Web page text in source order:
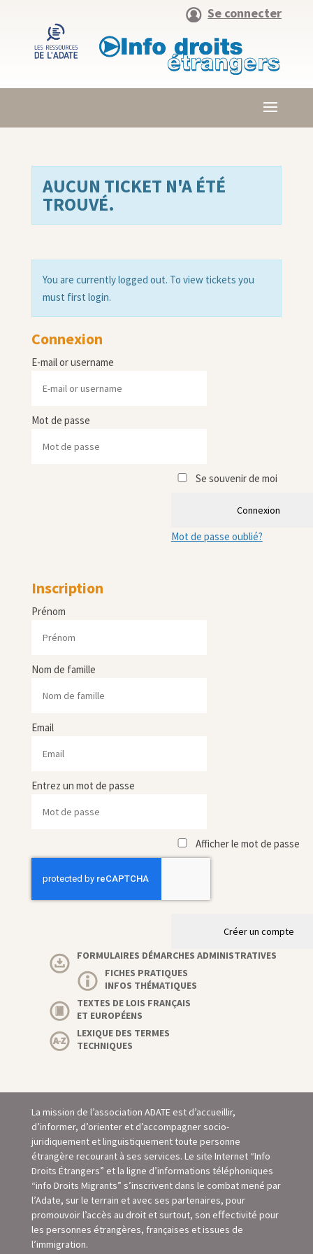
Se connecter
AUCUN TICKET N'A ÉTÉ
TROUVÉ.
You are currently logged out. To view tickets you
must first login.
Connexion
E-mail or username
Mot de passe
Se souvenir de moi
Connexion
Mot de passe oublié?
Inscription
Prénom
Nom de famille
Email
Entrez un mot de passe
Afficher le mot de passe
Créer un compte
FORMULAIRES DÉMARCHES ADMINISTRATIVES
FICHES PRATIQUES
INFOS THÉMATIQUES
TEXTES DE LOIS FRANÇAIS
ET EUROPÉENS
LEXIQUE DES TERMES
TECHNIQUES
La mission de l’association ADATE est d’accueillir,
d’informer, d’orienter et d’accompagner socio-
juridiquement et linguistiquement toute personne
étrangère recourant à ses services. Le site Internet “Info
Droits Étrangers” et la ligne d’informations téléphoniques
“info Droits Migrants” s’inscrivent dans le combat mené par
l’Adate, sur le terrain et avec ses partenaires, pour
promouvoir l’accès au droit et surtout, son eﬀectivité pour
les personnes étrangères, françaises et issues de
l’immigration.